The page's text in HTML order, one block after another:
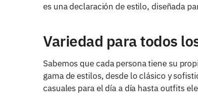
es una declaración de estilo, diseñada
Variedad para todos
Sabemos que cada persona tiene su
gama de estilos, desde lo clásico y
casuales para el día a día hasta outfits